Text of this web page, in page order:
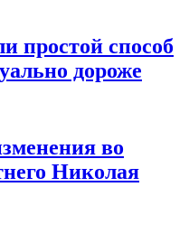
простой способ
дороже
во
Николая